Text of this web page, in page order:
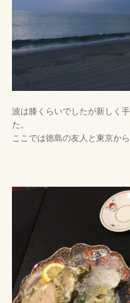
波は膝くらいでしたが新しく
た。
ここでは徳島の友人と東京か